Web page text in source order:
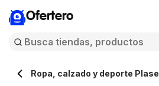
Ofertero
Ropa, calzado y deporte